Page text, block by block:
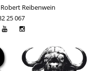
Reibenwein
25 067